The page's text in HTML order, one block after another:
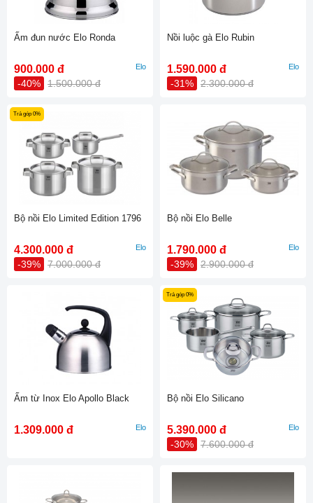
Ấm đun nước Elo Ronda
900.000 đ
-40% 1.500.000 đ
Elo
Nồi luộc gà Elo Rubin
1.590.000 đ
-31% 2.300.000 đ
Elo
Trả góp 0%
Bộ nồi Elo Limited Edition 1796
4.300.000 đ
-39% 7.000.000 đ
Elo
Bộ nồi Elo Belle
1.790.000 đ
-39% 2.900.000 đ
Elo
Ấm từ Inox Elo Apollo Black
1.309.000 đ Elo
Trả góp 0%
Bộ nồi Elo Silicano
5.390.000 đ
-30% 7.600.000 đ
Elo